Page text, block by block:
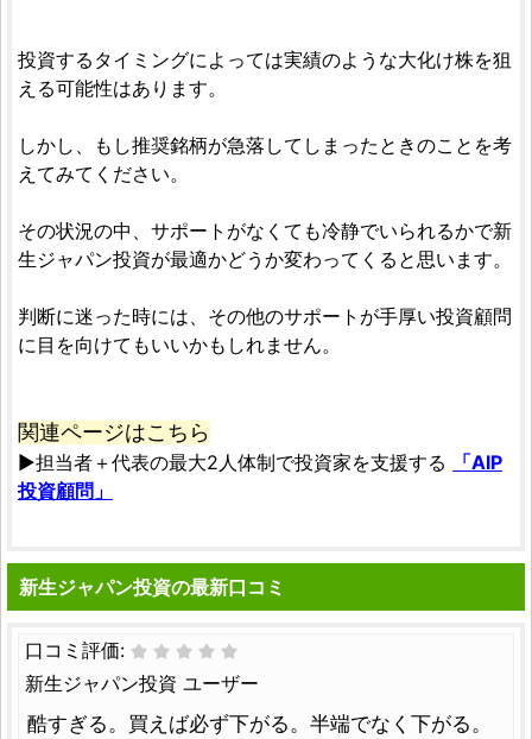
投資するタイミングによっては実績のような大化け株を狙
える可能性はあります。
しかし、もし推奨銘柄が急落してしまったときのことを考
えてみてください。
その状況の中、サポートがなくても冷静でいられるかで新
生ジャパン投資が最適かどうか変わってくると思います。
判断に迷った時には、その他のサポートが手厚い投資顧問
に目を向けてもいいかもしれません。
関連ページはこちら
▶担当者＋代表の最大2人体制で投資家を支援する
「AIP
投資顧問」
新生ジャパン投資の最新口コミ
口コミ評価:
新生ジャパン投資 ユーザー
酷すぎる。買えば必ず下がる。半端でなく下がる。